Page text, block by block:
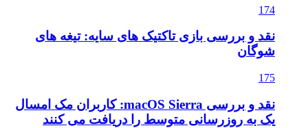
174
نقد و بررسی بازی تاکتیک های سایه: تیغه های
شوگان
175
نقد و بررسی macOS Sierra: کاربران مک امسال
یک به روزرسانی متوسط را دریافت می کنند